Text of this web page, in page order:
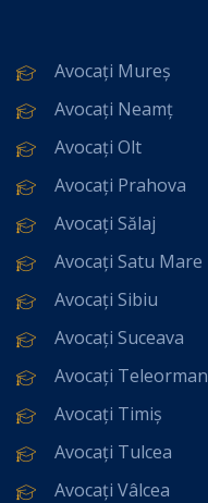
Avocați Mureș
Avocați Neamț
Avocați Olt
Avocați Prahova
Avocați Sălaj
Avocați Satu Mare
Avocați Sibiu
Avocați Suceava
Avocați Teleorman
Avocați Timiș
Avocați Tulcea
Avocați Vâlcea